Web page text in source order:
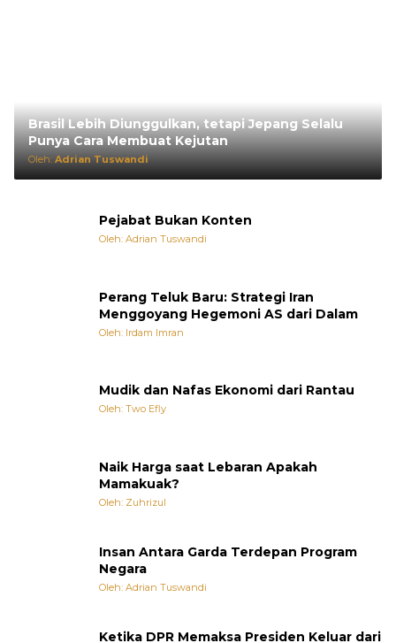
Brasil Lebih Diunggulkan, tetapi Jepang Selalu
Punya Cara Membuat Kejutan
Oleh: Adrian Tuswandi
Pejabat Bukan Konten
Oleh: Adrian Tuswandi
Perang Teluk Baru: Strategi Iran
Menggoyang Hegemoni AS dari Dalam
Oleh: Irdam Imran
Mudik dan Nafas Ekonomi dari Rantau
Oleh: Two Efly
Naik Harga saat Lebaran Apakah
Mamakuak?
Oleh: Zuhrizul
Insan Antara Garda Terdepan Program
Negara
Oleh: Adrian Tuswandi
Ketika DPR Memaksa Presiden Keluar dari